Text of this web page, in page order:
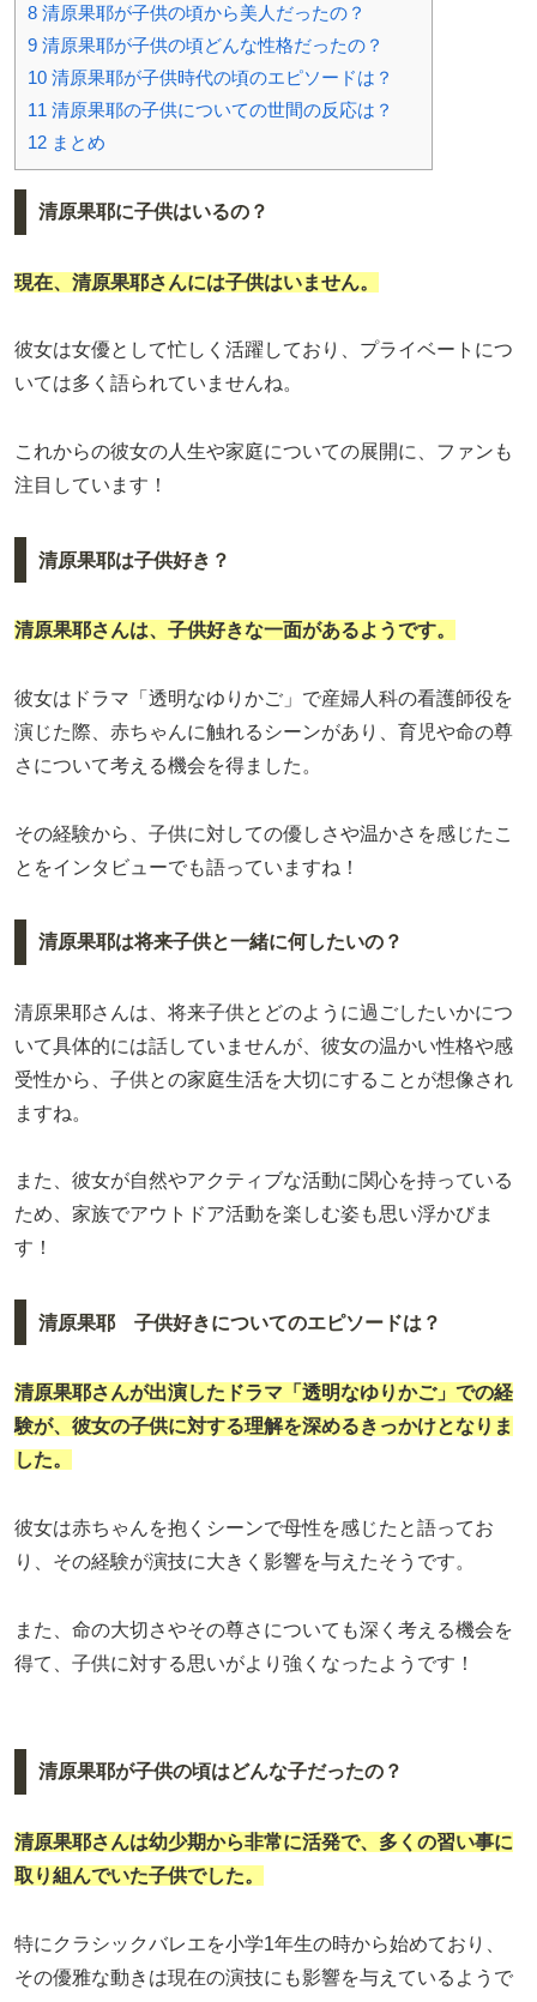
8 清原果耶が子供の頃から美人だったの？
9 清原果耶が子供の頃どんな性格だったの？
10 清原果耶が子供時代の頃のエピソードは？
11 清原果耶の子供についての世間の反応は？
12 まとめ
清原果耶に子供はいるの？
現在、清原果耶さんには子供はいません。
彼女は女優として忙しく活躍しており、プライベートにつ
いては多く語られていませんね。
これからの彼女の人生や家庭についての展開に、ファンも
注目しています！
清原果耶は子供好き？
清原果耶さんは、子供好きな一面があるようです。
彼女はドラマ「透明なゆりかご」で産婦人科の看護師役を
演じた際、赤ちゃんに触れるシーンがあり、育児や命の尊
さについて考える機会を得ました。
その経験から、子供に対しての優しさや温かさを感じたこ
とをインタビューでも語っていますね！
清原果耶は将来子供と一緒に何したいの？
清原果耶さんは、将来子供とどのように過ごしたいかにつ
いて具体的には話していませんが、彼女の温かい性格や感
受性から、子供との家庭生活を大切にすることが想像され
ますね。
また、彼女が自然やアクティブな活動に関心を持っている
ため、家族でアウトドア活動を楽しむ姿も思い浮かびま
す！
清原果耶 子供好きについてのエピソードは？
清原果耶さんが出演したドラマ「透明なゆりかご」での経
験が、彼女の子供に対する理解を深めるきっかけとなりま
した。
彼女は赤ちゃんを抱くシーンで母性を感じたと語ってお
り、その経験が演技に大きく影響を与えたそうです。
また、命の大切さやその尊さについても深く考える機会を
得て、子供に対する思いがより強くなったようです！
清原果耶が子供の頃はどんな子だったの？
清原果耶さんは幼少期から非常に活発で、多くの習い事に
取り組んでいた子供でした。
特にクラシックバレエを小学1年生の時から始めており、
その優雅な動きは現在の演技にも影響を与えているようで